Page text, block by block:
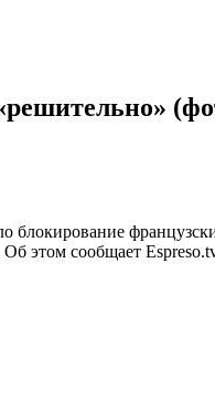
блокирование
этом сообщает